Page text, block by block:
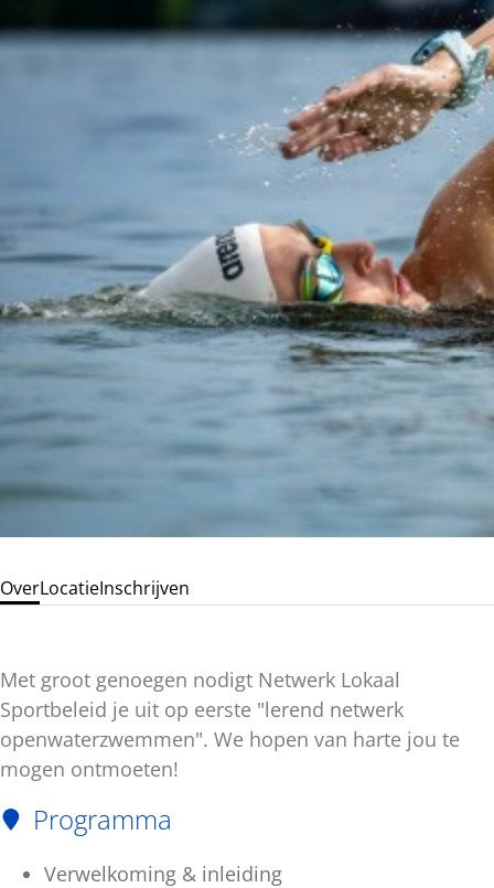
OverLocatieInschrijven
Met groot genoegen nodigt Netwerk Lokaal
Sportbeleid je uit op eerste "lerend netwerk
openwaterzwemmen". We hopen van harte jou te
mogen ontmoeten!
Programma
Verwelkoming & inleiding